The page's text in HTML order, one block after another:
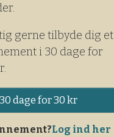
gerne tilbyde dig et
i 30 dage for
dage for 30 kr
Log ind her